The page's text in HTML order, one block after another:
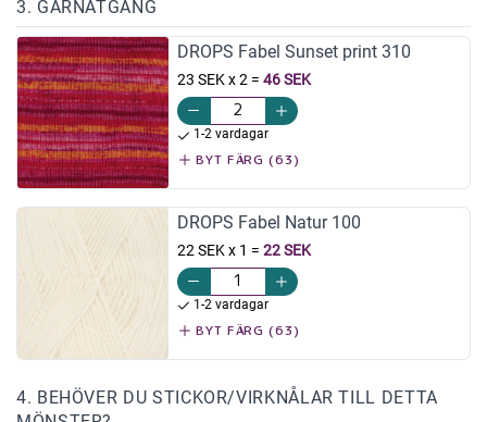
3. GARNÅTGÅNG
DROPS Fabel Sunset print 310
23 SEK x 2= 46 SEK
1-2 vardagar
BYT FÄRG (63)
DROPS Fabel Natur 100
22 SEK x 1 = 22 SEK
1-2 vardagar
BYT FÄRG (63)
4. BEHÖVER DU STICKOR/VIRKNÅLAR TILL DETTA